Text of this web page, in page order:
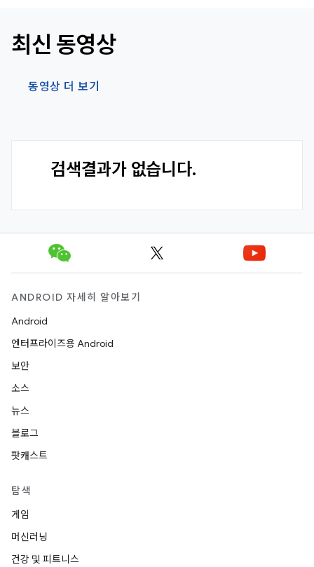
최신 동영상
동영상 더 보기
검색결과가 없습니다.
ANDROID 자세히 알아보기
Android
엔터프라이즈용 Android
보안
소스
뉴스
블로그
팟캐스트
탐색
게임
머신러닝
건강 및 피트니스